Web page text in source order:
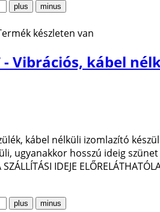
készleten van
- Vibrációs, kábel
kábel nélküli izomlazító
ugyanakkor hosszú ideig
IDEJE